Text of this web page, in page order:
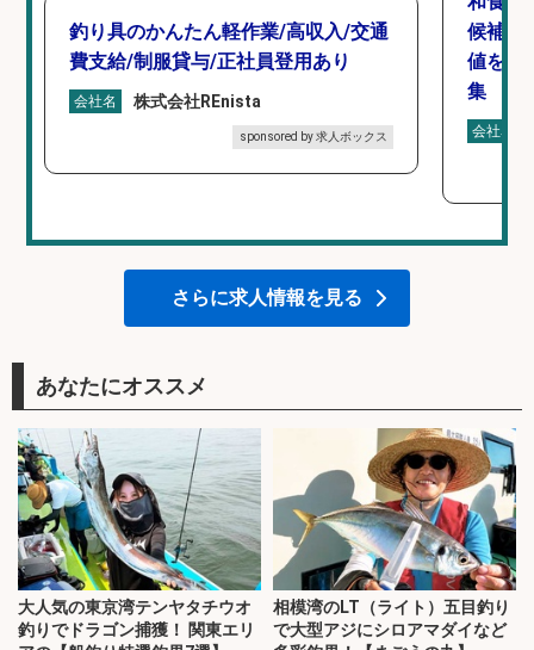
釣り具のかんたん軽作業/高収入/交通
費支給/制服貸与/正社員登用あり
会社名 株式会社REnista
sponsored by 求人ボックス
候補/
値を上
集
会社名
さらに求人情報を見る
あなたにオススメ
大人気の東京湾テンヤタチウオ
釣りでドラゴン捕獲！ 関東エリ
相模湾のLT（ライト）五目釣り
で大型アジにシロアマダイなど